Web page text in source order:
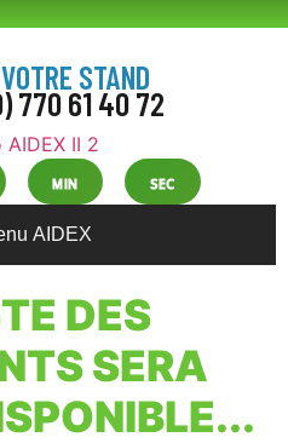
STAND
770 61 40 72
MIN SEC
AIDEX
DES
SERA